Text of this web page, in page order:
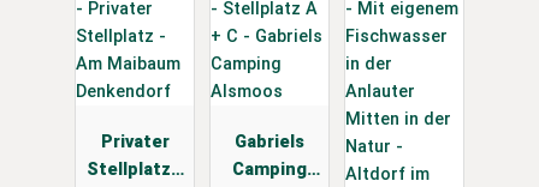
Privater
Stellplatz -
Gabriels
Camping